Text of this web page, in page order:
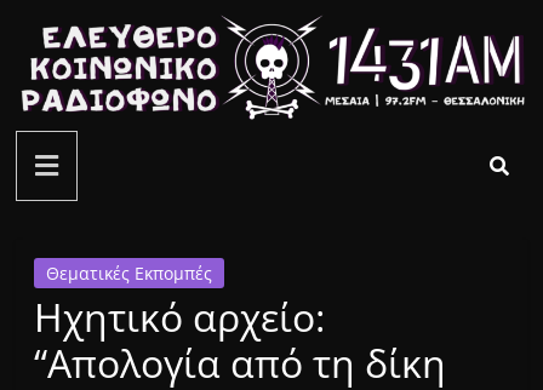
περιεχόμενο
ελεύθερο
κοινωνικό
ραδιόφωνο
1431AM
Θεματικές Εκπομπές
Ηχητικό αρχείο:
“Απολογία από τη δίκη